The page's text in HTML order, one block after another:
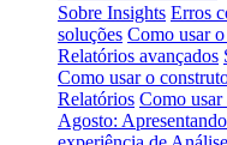
Sobre Insights Erros
soluções Como usar
Relatórios avançados
Como usar o
Relatórios Como
Agosto: